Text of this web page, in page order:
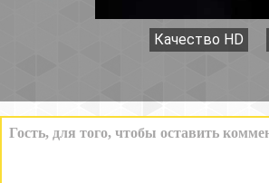
Качество HD